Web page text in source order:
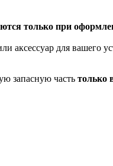
только при
аксессуар для вашего
запасную часть только